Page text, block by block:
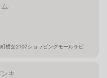
横芝2107ショッピングモールサビ
キ